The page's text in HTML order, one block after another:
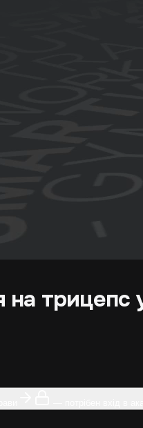
на трицепс